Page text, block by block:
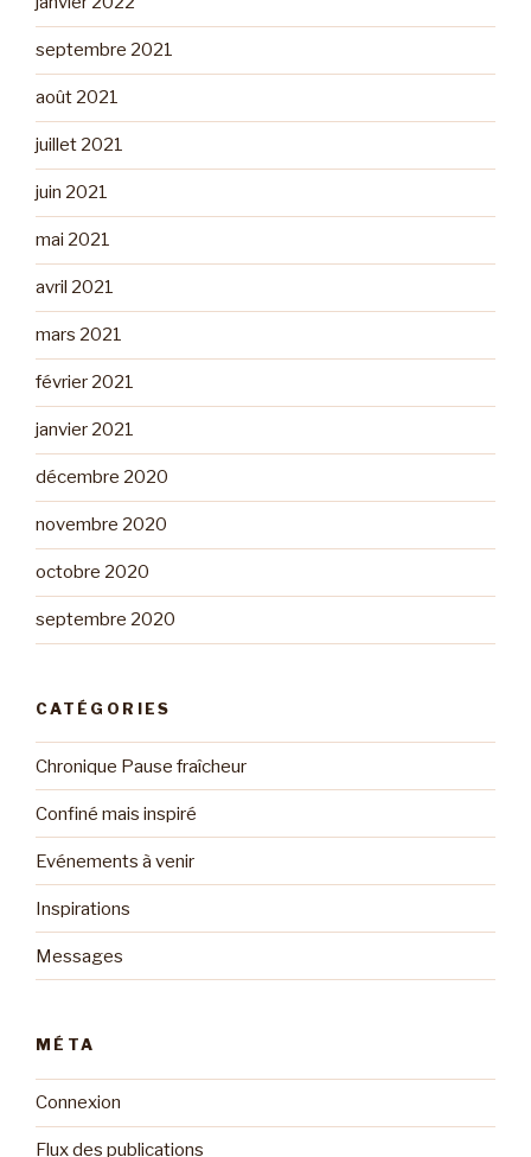
septembre 2021
août 2021
juillet 2021
juin 2021
mai 2021
avril 2021
mars 2021
février 2021
janvier 2021
décembre 2020
novembre 2020
octobre 2020
septembre 2020
CATÉGORIES
Chronique Pause fraîcheur
Confiné mais inspiré
Evénements à venir
Inspirations
Messages
MÉTA
Connexion
Flux des publications